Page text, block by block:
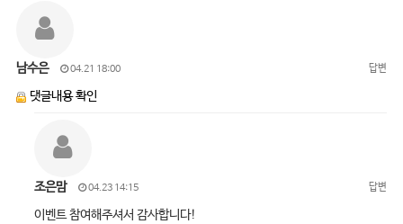
남수은 04.21 18:00 답변
댓글내용 확인
조은맘 04.23 14:15 답변
이벤트 참여해주셔서 감사합니다!